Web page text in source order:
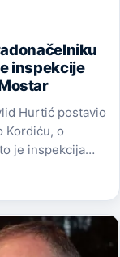
inspekcije
Hurtić postavio
Kordiću, o
je inspekcija